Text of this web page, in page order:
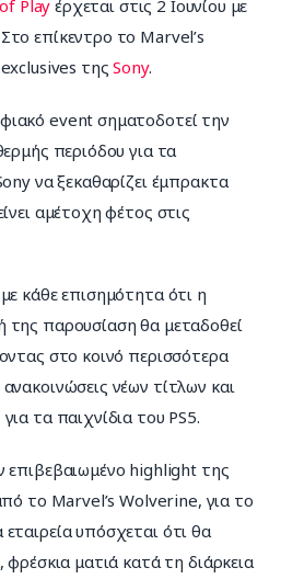
Play έρχεται στις 2 Ιουνίου με
επίκεντρο το Marvel’s
της Sony.
event σηματοδοτεί την
περιόδου για τα
να ξεκαθαρίζει έμπρακτα
αμέτοχη φέτος στις
κάθε επισημότητα ότι η
της παρουσίαση θα μεταδοθεί
στο κοινό περισσότερα
νέων τίτλων και
τα παιχνίδια του PS5.
επιβεβαιωμένο highlight της
το Marvel’s Wolverine, για το
υπόσχεται ότι θα
φρέσκια ματιά κατά τη διάρκεια